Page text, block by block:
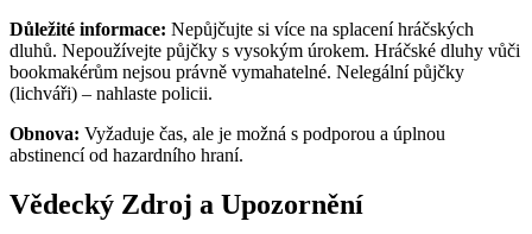
Důležité informace: Nepůjčujte si více na splacení hráčských
dluhů. Nepoužívejte půjčky s vysokým úrokem. Hráčské dluhy vůči
bookmakérům nejsou právně vymahatelné. Nelegální půjčky
(lichváři) – nahlaste policii.
Obnova: Vyžaduje čas, ale je možná s podporou a úplnou
abstinencí od hazardního hraní.
Vědecký Zdroj a Upozornění